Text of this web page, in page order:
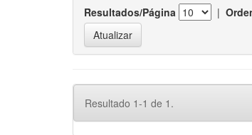
Resultados/Página |
Resultado 1-1 de 1.